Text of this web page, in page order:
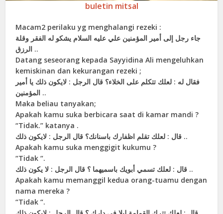
buletin mitsal
Macam2 perilaku yg menghalangi rezeki :
ﺟﺎﺀ ﺭﺟﻞ ﺇﻟﻰ ﺃﻣﻴﺮ ﺍﻟﻤﺆﻣﻨﻴﻦ ﻋﻠﻲ ﻋﻠﻴﻪ ﺍﻟﺴﻼﻡ ﻳﺸﻜﻮ ﻟﻪ ﺍﻟﻔﻘﺮ ﻭﻗﻠﺔ
ﺍﻟﺮﺯﻕ ..
Datang seseorang kepada Sayyidina Ali mengeluhkan
kemiskinan dan kekurangan rezeki ;
ﻓﻘﺎﻝ ﻟﻪ : ﻟﻌﻠﻚ ﺗﺘﻜﻠﻢ ﻋﻠﻰ ﺍﻟﺨﻼﺀ؟ ﻗﺎﻝ ﺍﻟﺮﺟﻞ : ﻻﻳﻜﻮﻥ ﺫﻟﻚ ﻳﺎ ﺃﻣﻴﺮ
ﺍﻟﻤﺆﻣﻨﻴﻦ ..
Maka beliau tanyakan;
Apakah kamu suka berbicara saat di kamar mandi ?
“Tidak.” katanya .
ﻗﺎﻝ : ﻟﻌﻠﻚ ﺗﻘﻠﻢ ﺍﻇﻔﺎﺭﻙ ﺑﺎﺳﻨﺎﻧﻚ؟ ﻗﺎﻝ ﺍﻟﺮﺟﻞ : ﻻﻳﻜﻮﻥ ﺫﻟﻚ ..
Apakah kamu suka menggigit kukumu ?
“Tidak “.
ﻗﺎﻝ : ﻟﻌﻠﻚ ﺗﺴﻤﻲ ﺃﺑﻮﻳﻚ ﺑﺎﺳﻤﻴﻬﻤﺎ ؟ ﻗﺎﻝ ﺍﻟﺮﺟﻞ : ﻻ ﻳﻜﻮﻥ ﺫﻟﻚ ..
Apakah kamu memanggil kedua orang-tuamu dengan
nama mereka ?
“Tidak “.